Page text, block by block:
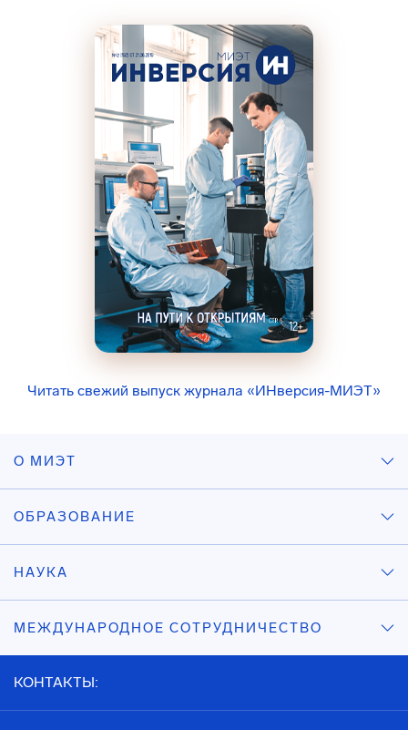
Читать свежий выпуск журнала «ИНверсия-МИЭТ»
О МИЭТ
ОБРАЗОВАНИЕ
НАУКА
МЕЖДУНАРОДНОЕ СОТРУДНИЧЕСТВО
КОНТАКТЫ: